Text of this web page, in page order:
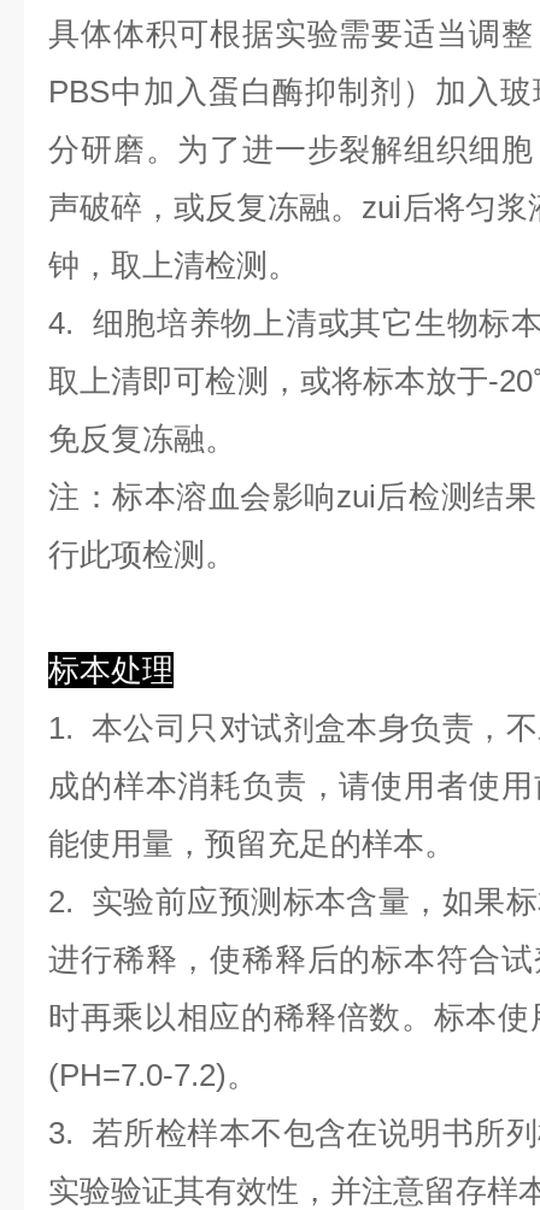
具体体积可根据实验需要适当调
PBS中加入蛋白酶抑制剂）加入
分研磨。为了进一步裂解组织细
声破碎，或反复冻融。zui后将匀浆
钟，取上清检测。
4. 细胞培养物上清或其它生物标
取上清即可检测，或将标本放于-
免反复冻融。
注：标本溶血会影响zui后检测结
行此项检测。
标本处理
1. 本公司只对试剂盒本身负责，
成的样本消耗负责，请使用者使
能使用量，预留充足的样本。
2. 实验前应预测标本含量，如果
进行稀释，使稀释后的标本符合
时再乘以相应的稀释倍数。标本
(PH=7.0-7.2)。
3. 若所检样本不包含在说明书所
实验验证其有效性，并注意留存样